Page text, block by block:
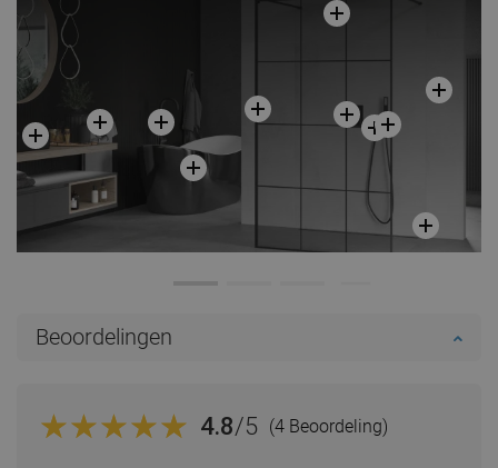
Beoordelingen
4.8/5 (4 Beoordeling)